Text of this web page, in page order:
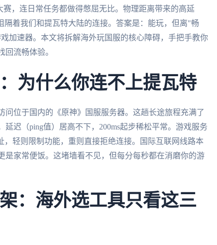
，连日常任务都做得憋屈无比。物理距离带来的高延
着我们和提瓦特大陆的连接。答案是：能玩，但离"畅
速器。本文将拆解海外玩国服的核心障碍，手把手教你
流畅体验。
为什么你连不上提瓦特
位于国内的《原神》国服服务器。这趟长途旅程充满了
迟（ping值）居高不下，200ms起步稀松平常。游戏服务
轻则限制功能，重则直接拒绝连接。国际互联网线路本
是家常便饭。这堵墙看不见，但每分每秒都在消磨你的游
：海外选工具只看这三